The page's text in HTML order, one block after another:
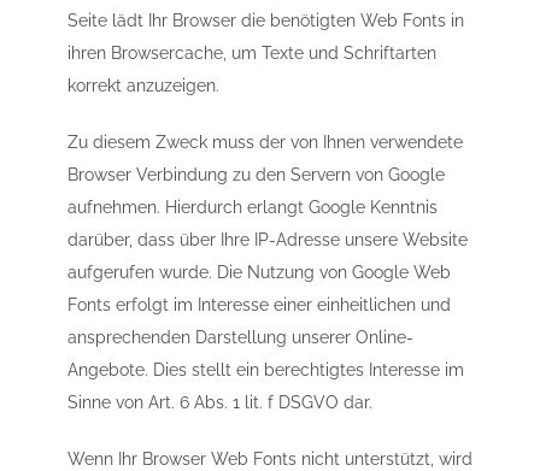
Seite lädt Ihr Browser die benötigten Web Fonts in
ihren Browsercache, um Texte und Schriftarten
korrekt anzuzeigen.
Zu diesem Zweck muss der von Ihnen verwendete
Browser Verbindung zu den Servern von Google
aufnehmen. Hierdurch erlangt Google Kenntnis
darüber, dass über Ihre IP-Adresse unsere Website
aufgerufen wurde. Die Nutzung von Google Web
Fonts erfolgt im Interesse einer einheitlichen und
ansprechenden Darstellung unserer Online-
Angebote. Dies stellt ein berechtigtes Interesse im
Sinne von Art. 6 Abs. 1 lit. f DSGVO dar.
Wenn Ihr Browser Web Fonts nicht unterstützt, wird